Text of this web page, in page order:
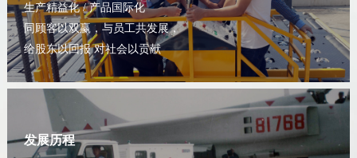
生产精益化 / 产品国际化
同顾客以双赢，与员工共发展，
给股东以回报 对社会以贡献
发展历程